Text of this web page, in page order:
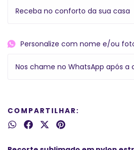
Receba no conforto da sua casa
Personalize com nome e/ou
Nos chame no WhatsApp após a
COMPARTILHAR: